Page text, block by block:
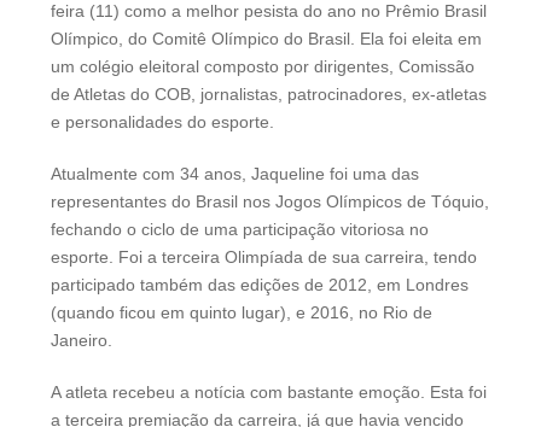
feira (11) como a melhor pesista do ano no Prêmio Brasil
Olímpico, do Comitê Olímpico do Brasil. Ela foi eleita em
um colégio eleitoral composto por dirigentes, Comissão
de Atletas do COB, jornalistas, patrocinadores, ex-atletas
e personalidades do esporte.
Atualmente com 34 anos, Jaqueline foi uma das
representantes do Brasil nos Jogos Olímpicos de Tóquio,
fechando o ciclo de uma participação vitoriosa no
esporte. Foi a terceira Olimpíada de sua carreira, tendo
participado também das edições de 2012, em Londres
(quando ficou em quinto lugar), e 2016, no Rio de
Janeiro.
A atleta recebeu a notícia com bastante emoção. Esta foi
a terceira premiação da carreira, já que havia vencido